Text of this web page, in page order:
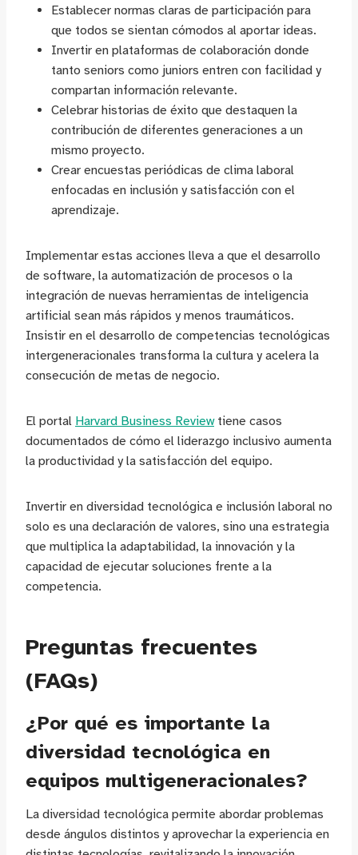
Establecer normas claras de participación para
que todos se sientan cómodos al aportar ideas.
Invertir en plataformas de colaboración donde
tanto seniors como juniors entren con facilidad y
compartan información relevante.
Celebrar historias de éxito que destaquen la
contribución de diferentes generaciones a un
mismo proyecto.
Crear encuestas periódicas de clima laboral
enfocadas en inclusión y satisfacción con el
aprendizaje.
Implementar estas acciones lleva a que el desarrollo
de software, la automatización de procesos o la
integración de nuevas herramientas de inteligencia
artificial sean más rápidos y menos traumáticos.
Insistir en el desarrollo de competencias tecnológicas
intergeneracionales transforma la cultura y acelera la
consecución de metas de negocio.
El portal Harvard Business Reviewtiene casos
documentados de cómo el liderazgo inclusivo aumenta
la productividad y la satisfacción del equipo.
Invertir en diversidad tecnológica e inclusión laboral no
solo es una declaración de valores, sino una estrategia
que multiplica la adaptabilidad, la innovación y la
capacidad de ejecutar soluciones frente a la
competencia.
Preguntas frecuentes
(FAQs)
¿Por qué es importante la
diversidad tecnológica en
equipos multigeneracionales?
La diversidad tecnológica permite abordar problemas
desde ángulos distintos y aprovechar la experiencia en